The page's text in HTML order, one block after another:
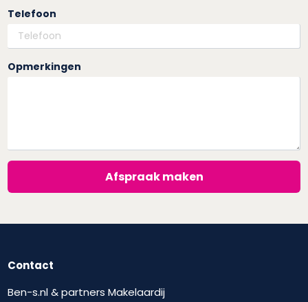
Telefoon
Opmerkingen
Afspraak maken
Contact
Ben-s.nl & partners Makelaardij